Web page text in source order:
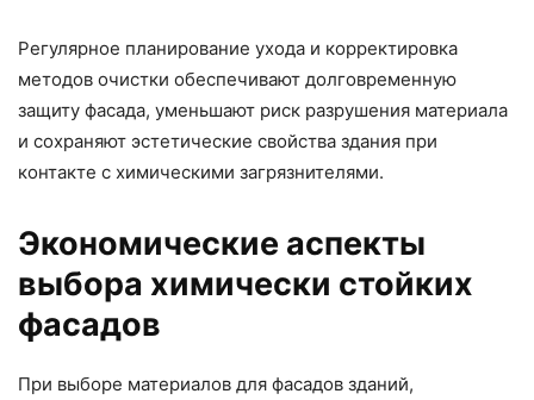
Регулярное планирование ухода и корректировка
методов очистки обеспечивают долговременную
защиту фасада, уменьшают риск разрушения материала
и сохраняют эстетические свойства здания при
контакте с химическими загрязнителями.
Экономические аспекты
выбора химически стойких
фасадов
При выборе материалов для фасадов зданий,